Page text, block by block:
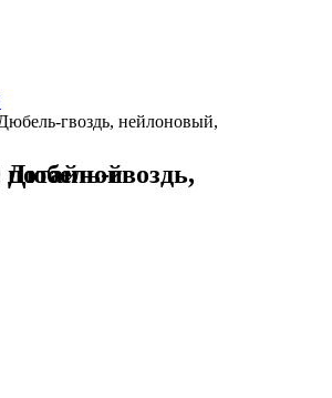
гвоздь, нейлоновый,
потайной